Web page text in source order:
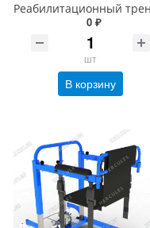
0 ₽
шт
В корзину